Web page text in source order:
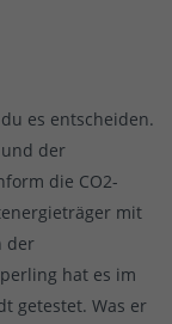
es entscheiden.
und der
die CO2-
mit
der
hat es im
getestet. Was er